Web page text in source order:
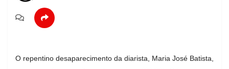
O repentino desaparecimento da diarista, Maria José Batista,